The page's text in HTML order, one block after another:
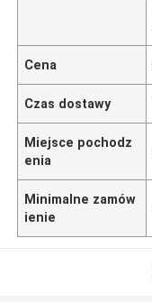
Cena
Czas dostawy
Miejsce pochodz
enia
Minimalne zamów
ienie